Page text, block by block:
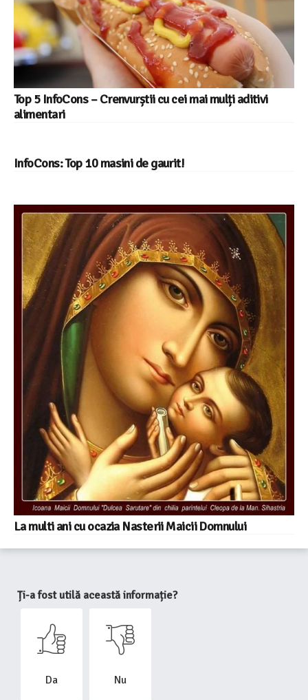
Top 5 InfoCons – Crenvurștii cu cei mai mulți aditivi
alimentari
InfoCons: Top 10 masini de gaurit!
La multi ani cu ocazia Nasterii Maicii Domnului
Ți-a fost utilă această informație?
Da Nu